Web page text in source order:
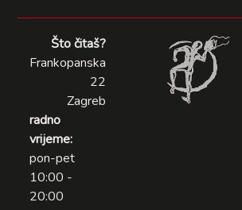
Što čitaš?
Frankopanska
22
Zagreb
radno
vrijeme:
pon-pet
10:00 -
20:00